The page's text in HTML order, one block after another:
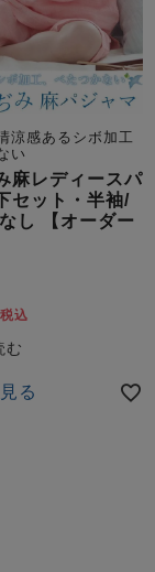
着商品
Arrival -
ら
涼感あるシボ加工
い
麻レディースパ
セット・半袖/
し 【オーダー
税込
る